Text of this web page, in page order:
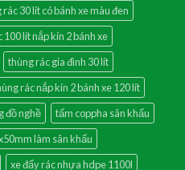
rác 30 lít có bánh xe màu đen
100 lít nắp kín 2 bánh xe
thùng rác gia đình 30 lít
rác nắp kín 2 bánh xe 120 lít
đồ nghề
tấm coppha sân khấu
làm sân khấu
xe đẩy rác nhựa hdpe 1100l